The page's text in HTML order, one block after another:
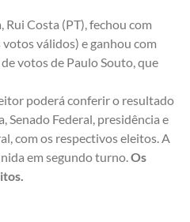
Costa (PT), fechou com
válidos) e ganhou com
votos de Paulo Souto, que
poderá conferir o resultado
Senado Federal, presidência e
com os respectivos eleitos. A
em segundo turno.Os